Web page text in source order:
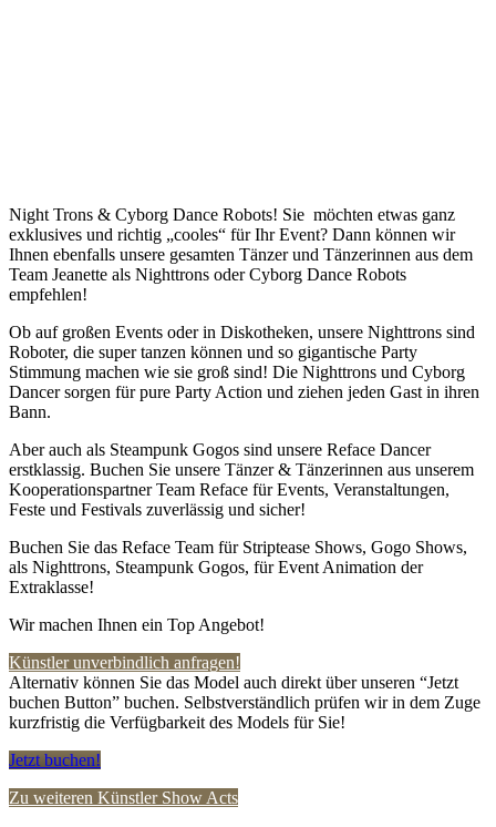
Night Trons & Cyborg Dance Robots! Sie möchten etwas ganz
exklusives und richtig „cooles“ für Ihr Event? Dann können wir
Ihnen ebenfalls unsere gesamten Tänzer und Tänzerinnen aus dem
Team Jeanette als Nighttrons oder Cyborg Dance Robots
empfehlen!
Ob auf großen Events oder in Diskotheken, unsere Nighttrons sind
Roboter, die super tanzen können und so gigantische Party
Stimmung machen wie sie groß sind! Die Nighttrons und Cyborg
Dancer sorgen für pure Party Action und ziehen jeden Gast in ihren
Bann.
Aber auch als Steampunk Gogos sind unsere Reface Dancer
erstklassig. Buchen Sie unsere Tänzer & Tänzerinnen aus unserem
Kooperationspartner Team Reface für Events, Veranstaltungen,
Feste und Festivals zuverlässig und sicher!
Buchen Sie das Reface Team für Striptease Shows, Gogo Shows,
als Nighttrons, Steampunk Gogos, für Event Animation der
Extraklasse!
Wir machen Ihnen ein Top Angebot!
Künstler unverbindlich anfragen!
Alternativ können Sie das Model auch direkt über unseren “Jetzt
buchen Button” buchen. Selbstverständlich prüfen wir in dem Zuge
kurzfristig die Verfügbarkeit des Models für Sie!
Jetzt buchen!
Zu weiteren Künstler Show Acts